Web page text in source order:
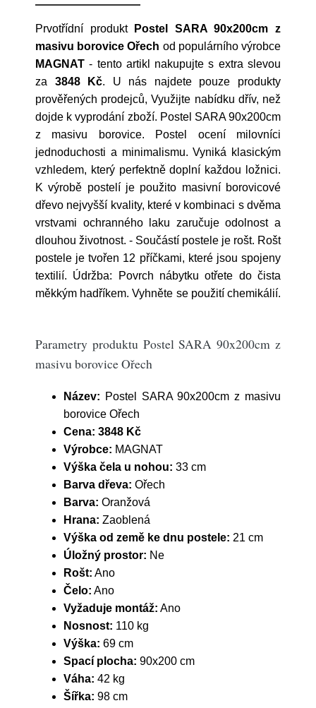
Prvotřídní produkt
Postel SARA 90x200cm z
masivu borovice Ořech od populárního výrobce
MAGNAT - tento artikl nakupujte s extra slevou
za 3848 Kč. U nás najdete pouze produkty
prověřených prodejců, Využijte nabídku dřív, než
dojde k vyprodání zboží. Postel SARA 90x200cm
z masivu borovice. Postel ocení milovníci
jednoduchosti a minimalismu. Vyniká klasickým
vzhledem, který perfektně doplní každou ložnici.
K výrobě postelí je použito masivní borovicové
dřevo nejvyšší kvality, které v kombinaci s dvěma
vrstvami ochranného laku zaručuje odolnost a
dlouhou životnost. - Součástí postele je rošt. Rošt
postele je tvořen 12 příčkami, které jsou spojeny
textilií. Údržba: Povrch nábytku otřete do čista
měkkým hadříkem. Vyhněte se použití chemikálií.
Parametry produktu Postel SARA 90x200cm z
masivu borovice Ořech
Název: Postel SARA 90x200cm z masivu
borovice Ořech
Cena: 3848 Kč
Výrobce: MAGNAT
Výška čela u nohou: 33 cm
Barva dřeva: Ořech
Barva: Oranžová
Hrana: Zaoblená
Výška od země ke dnu postele: 21 cm
Úložný prostor: Ne
Rošt: Ano
Čelo: Ano
Vyžaduje montáž: Ano
Nosnost: 110 kg
Výška: 69 cm
Spací plocha: 90x200 cm
Váha: 42 kg
Šířka: 98 cm